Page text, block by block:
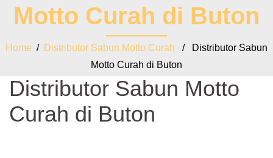
Motto Curah di Buton
Home / Distributor Sabun Motto Curah / Distributor Sabun
Motto Curah di Buton
Distributor Sabun Motto
Curah di Buton